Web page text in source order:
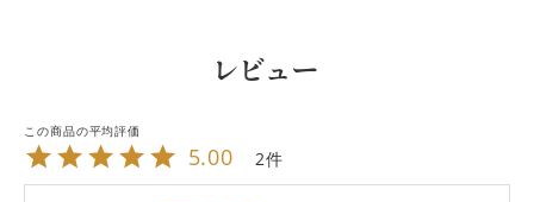
レビュー
5.00 2